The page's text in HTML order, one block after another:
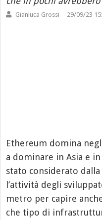
Gianluca Grossi 29/09/23
Ethereum domina
a dominare in Asia e
stato considerato
l’attività degli
metro per capire
che tipo di